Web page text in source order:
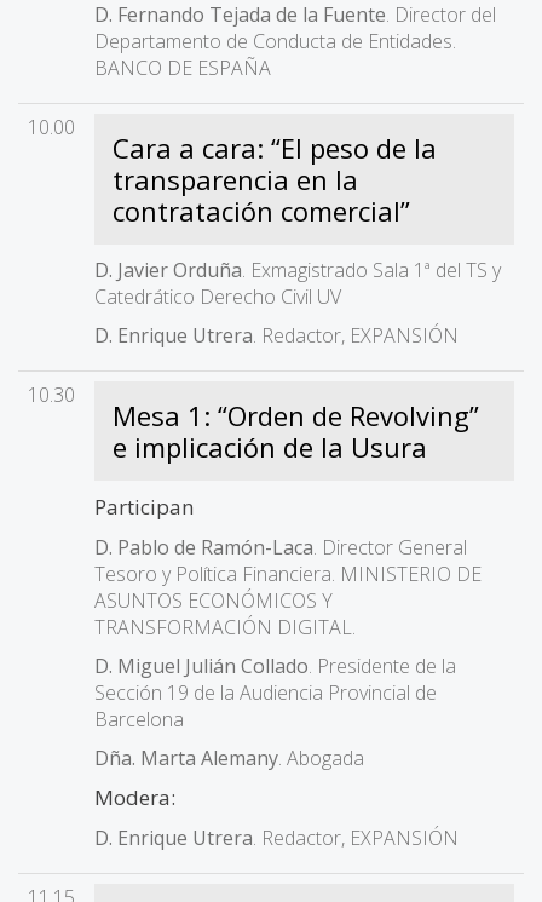
D. Fernando Tejada de la Fuente. Director del
Departamento de Conducta de Entidades.
BANCO DE ESPAÑA
10.00
Cara a cara: “El peso de la
transparencia en la
contratación comercial”
D. Javier Orduña. Exmagistrado Sala 1ª del TS y
Catedrático Derecho Civil UV
D. Enrique Utrera. Redactor, EXPANSIÓN
10.30
Mesa 1: “Orden de Revolving”
e implicación de la Usura
Participan
D. Pablo de Ramón-Laca. Director General
Tesoro y Política Financiera. MINISTERIO DE
ASUNTOS ECONÓMICOS Y
TRANSFORMACIÓN DIGITAL.
D. Miguel Julián Collado. Presidente de la
Sección 19 de la Audiencia Provincial de
Barcelona
Dña. Marta Alemany. Abogada
Modera:
D. Enrique Utrera. Redactor, EXPANSIÓN